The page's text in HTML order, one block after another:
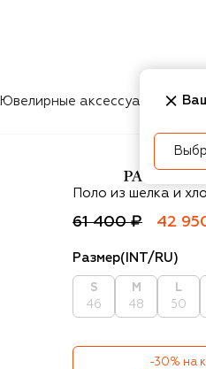
Ювелирные аксессуары
Paul&Shark
Поло из шелка и
61 400 ₽ 42
Размер(INT/RU)
S
46
M
48
L
50
-30% на